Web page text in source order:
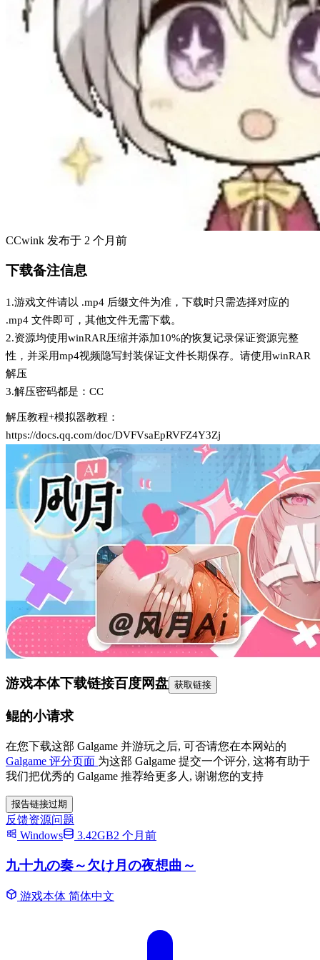
CCwink 发布于 2 个月前
下载备注信息
1.游戏文件请以 .mp4 后缀文件为准，下载时只需选择对应的
.mp4 文件即可，其他文件无需下载。
2.资源均使用winRAR压缩并添加10%的恢复记录保证资源完整
性，并采用mp4视频隐写封装保证文件长期保存。请使用winRAR
解压
3.解压密码都是：CC
解压教程+模拟器教程：
https://docs.qq.com/doc/DVFVsaEpRVFZ4Y3Zj
游戏本体下载链接百度网盘 获取链接
鲲的小请求
在您下载这部 Galgame 并游玩之后, 可否请您在本网站的
Galgame 评分页面 为这部 Galgame 提交一个评分, 这将有助于
我们把优秀的 Galgame 推荐给更多人, 谢谢您的支持
报告链接过期
反馈资源问题
Windows
3.42GB2 个月前
九十九の奏～欠け月の夜想曲～
游戏本体 简体中文